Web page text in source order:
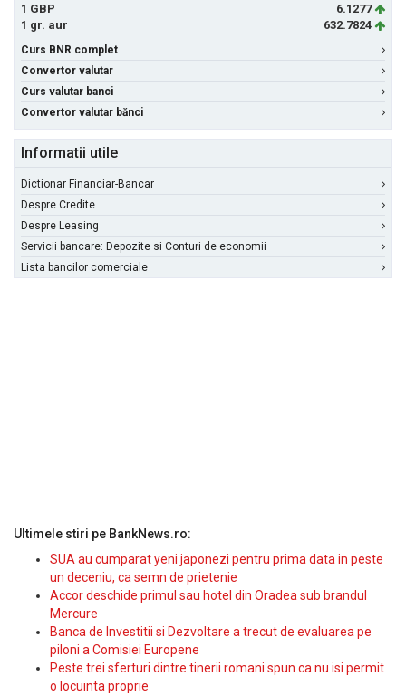
1 GBP
6.1277
1 gr. aur
632.7824
Curs BNR complet
Convertor valutar
Curs valutar banci
Convertor valutar bănci
Informatii utile
Dictionar Financiar-Bancar
Despre Credite
Despre Leasing
Servicii bancare: Depozite si Conturi de economii
Lista bancilor comerciale
Ultimele stiri pe BankNews.ro:
SUA au cumparat yeni japonezi pentru prima data in peste
un deceniu, ca semn de prietenie
Accor deschide primul sau hotel din Oradea sub brandul
Mercure
Banca de Investitii si Dezvoltare a trecut de evaluarea pe
piloni a Comisiei Europene
Peste trei sferturi dintre tinerii romani spun ca nu isi permit
o locuinta proprie